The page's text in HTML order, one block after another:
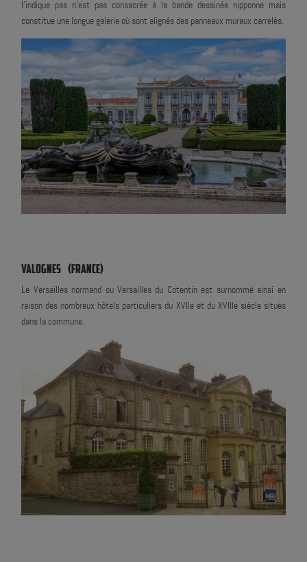
l'indique pas n'est pas consacrée à la bande dessinée nipponne mais
constitue une longue galerie où sont alignés des panneaux muraux carrelés.
VALOGNES (FRANCE)
Le Versailles normand ou Versailles du Cotentin est surnommé ainsi en
raison des nombreux hôtels particuliers du XVIIe et du XVIIIe siècle situés
dans la commune.